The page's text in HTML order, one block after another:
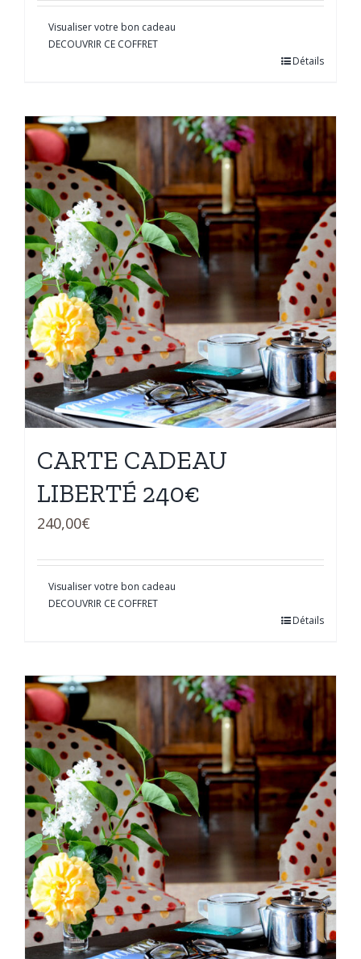
Visualiser votre bon cadeau
DECOUVRIR CE COFFRET
Détails
CARTE CADEAU
LIBERTÉ 240€
240,00€
Visualiser votre bon cadeau
DECOUVRIR CE COFFRET
Détails